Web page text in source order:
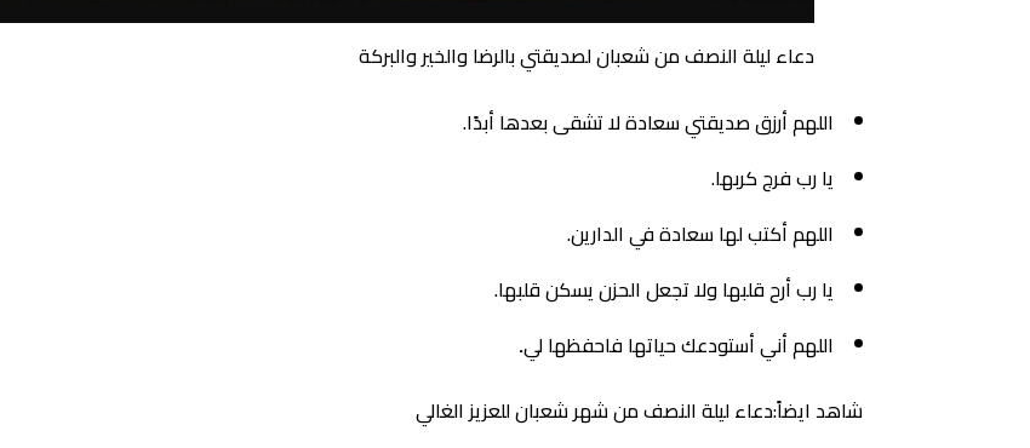
دعاء ليلة النصف من شعبان لصديقتي بالرضا والخير والبركة
اللهم أرزق صديقتي سعادة لا تشقى بعدها أبدًا.
يا رب فرج كربها.
اللهم أكتب لها سعادة في الدارين.
يا رب أرح قلبها ولا تجعل الحزن يسكن قلبها.
اللهم أني أستودعك حياتها فاحفظها لي.
شاهد ايضاً:دعاء ليلة النصف من شهر شعبان للعزيز الغالي